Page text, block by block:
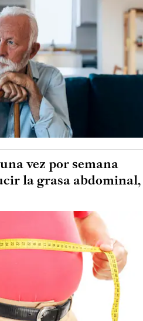
vez por semana
la grasa abdominal,